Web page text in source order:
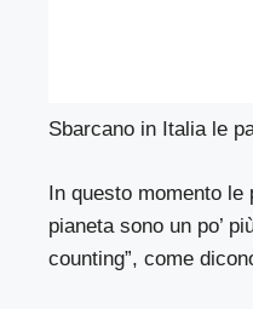
Sbarcano in Italia le
In questo momento le
pianeta sono un po’
counting”, come